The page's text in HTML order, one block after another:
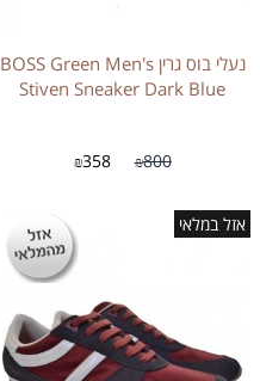
נעלי בוס גרין BOSS Green Men's
Stiven Sneaker Dark Blue
₪800
₪358
אזל במלאי